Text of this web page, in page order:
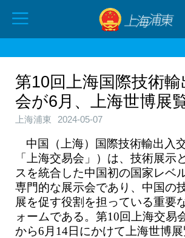
第10回上海国際技術
会が6月、上海世博展
上海浦東 2024-05-07
中国（上海）国際技術輸出入
「上海交易会」）は、技術展示
スを統合した中国初の国家レベ
専門的な展示会であり、中国の
展を促す役割を担っている重要
ォームである。第10回上海交易
から6月14日にかけて上海世博